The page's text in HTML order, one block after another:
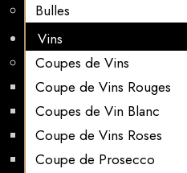
Bulles
Vins
Coupes de Vins
Coupe de Vins Rouges
Coupes de Vin Blanc
Coupe de Vins Roses
Coupe de Prosecco